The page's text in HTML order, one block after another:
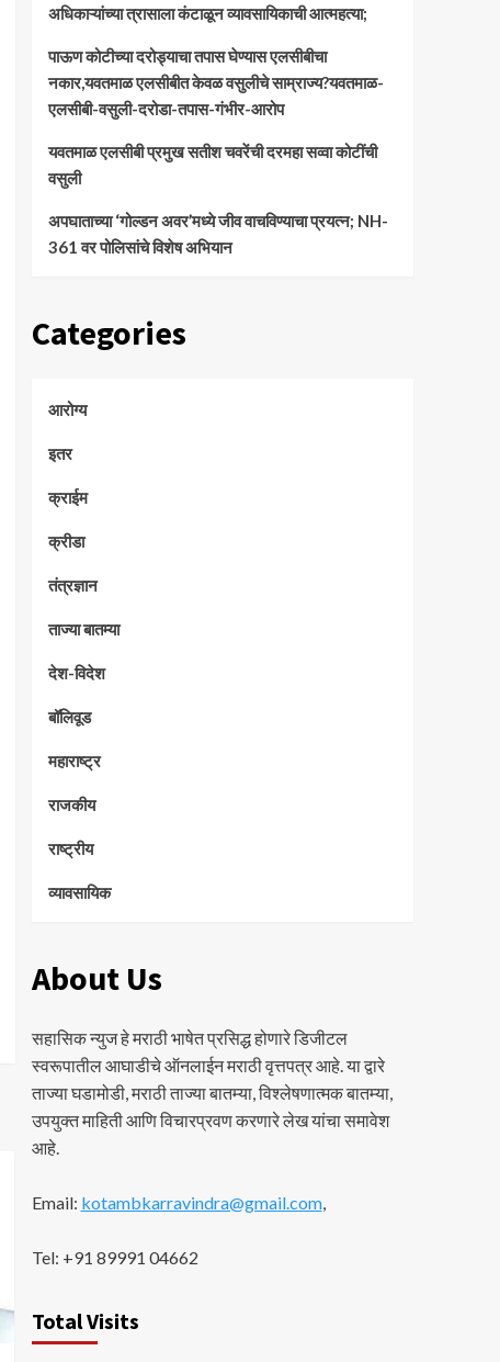
अधिकाऱ्यांच्या त्रासाला कंटाळून व्यावसायिकाची आत्महत्या;
पाऊण कोटीच्या दरोड्याचा तपास घेण्यास एलसीबीचा
नकार,यवतमाळ एलसीबीत केवळ वसुलीचे साम्राज्य?यवतमाळ-
एलसीबी-वसुली-दरोडा-तपास-गंभीर-आरोप
यवतमाळ एलसीबी प्रमुख सतीश चवरेंची दरमहा सव्वा कोटींची
वसुली
अपघाताच्या ‘गोल्डन अवर’मध्ये जीव वाचविण्याचा प्रयत्न; NH-
361 वर पोलिसांचे विशेष अभियान
Categories
आरोग्य
इतर
क्राईम
क्रीडा
तंत्रज्ञान
ताज्या बातम्या
देश-विदेश
बॉलिवूड
महाराष्ट्र
राजकीय
राष्ट्रीय
व्यावसायिक
About Us
सहासिक न्युज हे मराठी भाषेत प्रसिद्ध होणारे डिजीटल
स्वरूपातील आघाडीचे ऑनलाईन मराठी वृत्तपत्र आहे. या द्वारे
ताज्या घडामोडी, मराठी ताज्या बातम्या, विश्लेषणात्मक बातम्या,
उपयुक्त माहिती आणि विचारप्रवण करणारे लेख यांचा समावेश
आहे.
Email: kotambkarravindra@gmail.com,
Tel: +91 89991 04662
Total Visits